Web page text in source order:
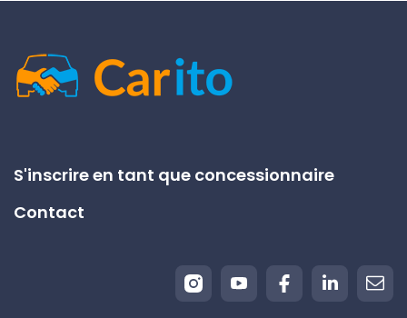
S'inscrire en tant que concessionnaire
Contact